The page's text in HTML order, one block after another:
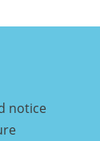
notice